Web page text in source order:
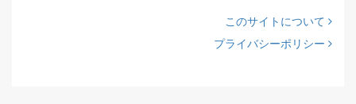
このサイトについて
プライバシーポリシー